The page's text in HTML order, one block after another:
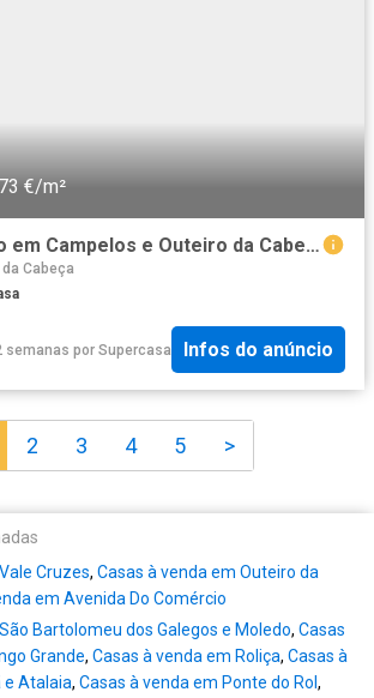
€/m²
Casa de Campo em Campelos e Outeiro da Cabeça de 190 m²
Cabeça
semanas por Supercasa Infos do anúncio
2 3 4 5 >
Cruzes, Casas à venda em Outeiro da
em Avenida Do Comércio
Bartolomeu dos Galegos e Moledo, Casas
Grande, Casas à venda em Roliça, Casas à
e Atalaia, Casas à venda em Ponte do Rol ,